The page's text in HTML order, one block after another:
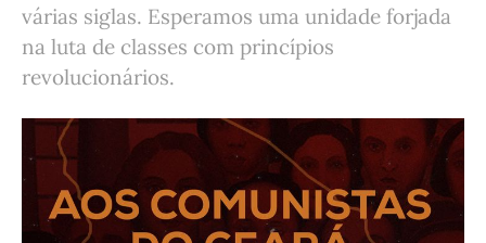
várias siglas. Esperamos uma unidade forjada
na luta de classes com princípios
revolucionários.